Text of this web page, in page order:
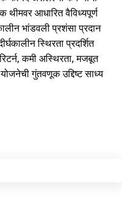
थीमवर आधारित वैविध्यपूर्ण
भांडवली प्रशंसा प्रदान
स्थिरता प्रदर्शित
कमी अस्थिरता, मजबूत
गुंतवणूक उद्दिष्ट साध्य